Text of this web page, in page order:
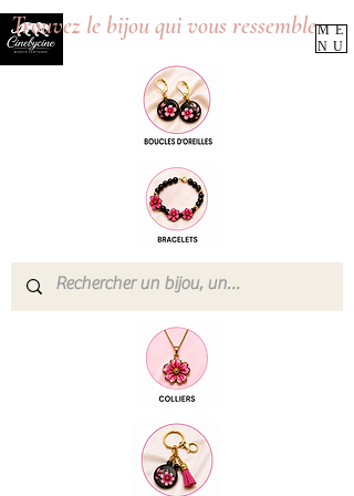
Trouvez le bijou qui vous ressembleME
NU